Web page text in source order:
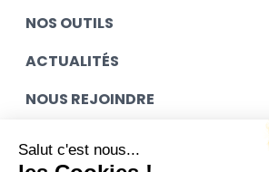
NOS OUTILS
ACTUALITÉS
NOUS REJOINDRE
Salut c'est nous...